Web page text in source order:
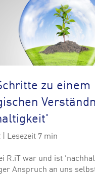
zu einem
| Lesezeit 7 min
R.iT war und ist
Anspruch an uns